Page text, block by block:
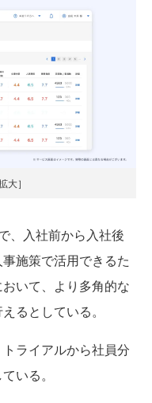
大］
、入社前から入社後
施策で活用できるた
いて、より多角的な
るとしている。
ライアルから社員分
いる。